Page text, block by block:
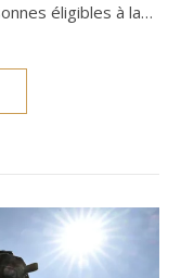
éligibles à la…